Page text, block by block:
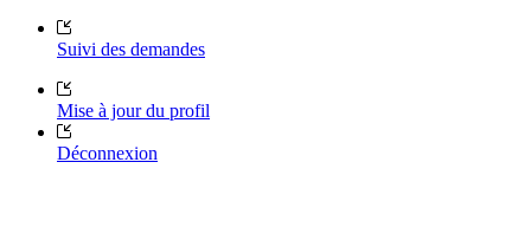
Suivi des demandes
Mise à jour du profil
Déconnexion